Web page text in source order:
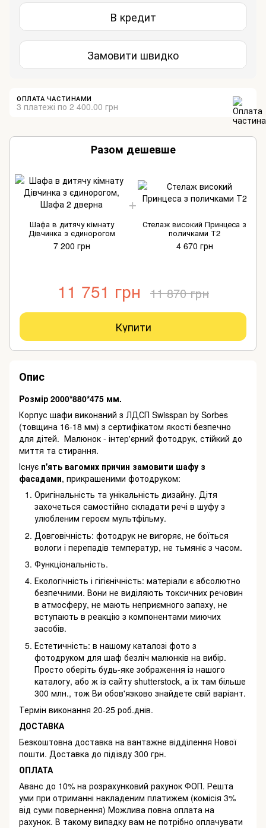
В кредит
Замовити швидко
ОПЛАТА ЧАСТИНАМИ
3 платежі по 2 400.00 грн
Разом дешевше
Шафа в дитячу кімнату
Дівчинка з єдинорогом
7 200 грн
Стелаж високий Принцеса з
поличками Т2
4 670 грн
11 751 грн 11 870 грн
Купити
Опис
Розмір 2000*880*475 мм.
Корпус шафи виконаний з ЛДСП Swisspan by Sorbes
(товщина 16-18 мм) з сертифікатом якості безпечно
для дітей. Малюнок - інтер'єрний фотодрук, стійкий до
миття та стирання.
Існує п'ять вагомих причин замовити шафу з
фасадами, прикрашеними фотодруком:
Оригінальність та унікальність дизайну. Дітя
захочеться самостійно складати речі в шуфу з
улюбленим героєм мультфільму.
Довговічність: фотодрук не вигоряє, не боїться
вологи і перепадів температур, не тьмяніє з часом.
Функціональність.
Екологічність і гігієнічність: матеріали є абсолютно
безпечними. Вони не виділяють токсичних речовин
в атмосферу, не мають неприємного запаху, не
вступають в реакцію з компонентами миючих
засобів.
Естетичність: в нашому каталозі фото з
фотодруком для шаф безліч малюнків на вибір.
Просто оберіть будь-яке зображення із нашого
каталогу, або ж із сайту shutterstock, а їх там більше
300 млн., тож Ви обов'язково знайдете свій варіант.
Термін виконання 20-25 роб.днів.
ДОСТАВКА
Безкоштовна доставка на вантажне відділення Нової
пошти. Доставка до підїзду 300 грн.
ОПЛАТА
Аванс до 10% на розрахунковий рахунок ФОП. Решта
уми при отриманні накладеним платижем (комісія 3%
від суми повернення) Можлива повна оплата на
рахунок. В такому випадку вам не потрібно оплачувати